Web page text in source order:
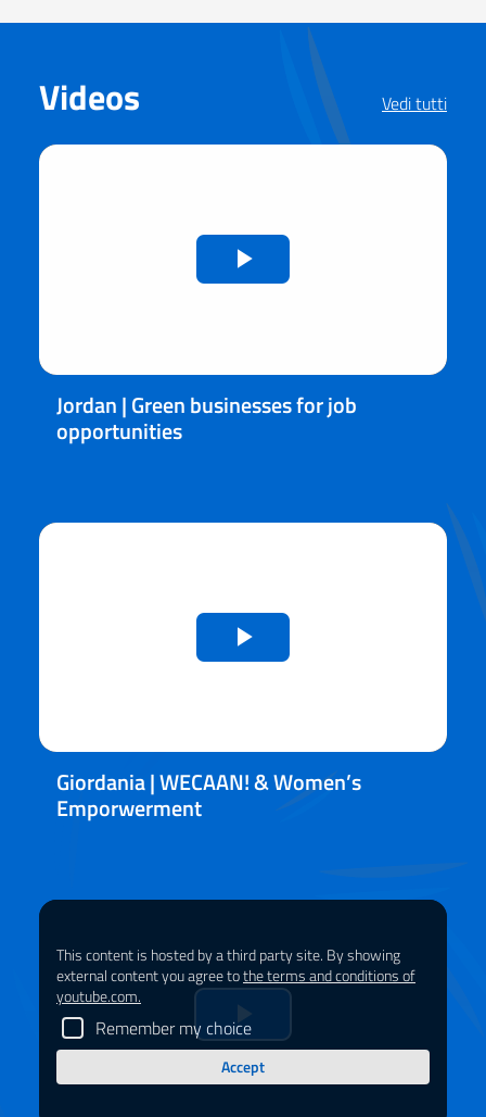
Videos Vedi tutti
Riprduci
video
Jordan | Green businesses for job
opportunities
Riprduci
video
Giordania | WECAAN! & Women’s
Emporwerment
This content is hosted by a third party site. By showing
external content you agree tothe terms and conditions of
youtube.com.
Remember my choice
Accept
Riprduci
il